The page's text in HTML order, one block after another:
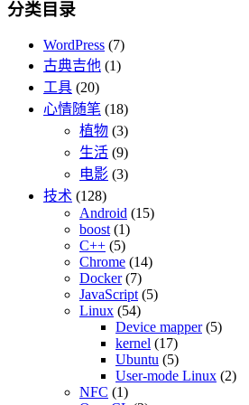
分类目录
WordPress (7)
古典吉他 (1)
工具 (20)
心情随笔 (18)
植物 (3)
生活 (9)
电影 (3)
技术 (128)
Android (15)
boost (1)
C++ (5)
Chrome (14)
Docker(7)
JavaScript (5)
Linux (54)
Device mapper(5)
kernel (17)
Ubuntu (5)
User-mode Linux (2)
NFC (1)